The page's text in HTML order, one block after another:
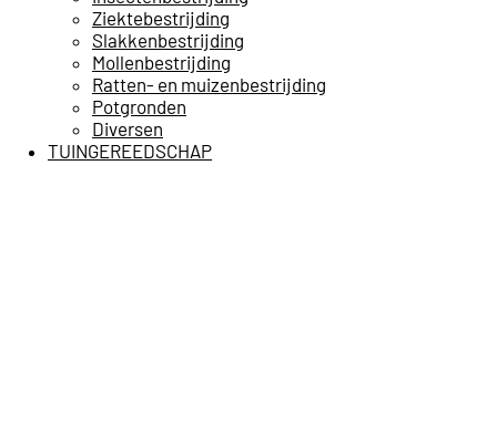
Ziektebestrijding
Slakkenbestrijding
Mollenbestrijding
Ratten- en muizenbestrijding
Potgronden
Diversen
TUINGEREEDSCHAP